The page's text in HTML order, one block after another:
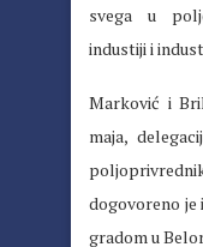
svega u
industiji i
Marković i
maja,
dogovoreno je
gradom u